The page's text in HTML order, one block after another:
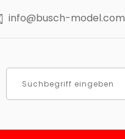
info@busch-model.com